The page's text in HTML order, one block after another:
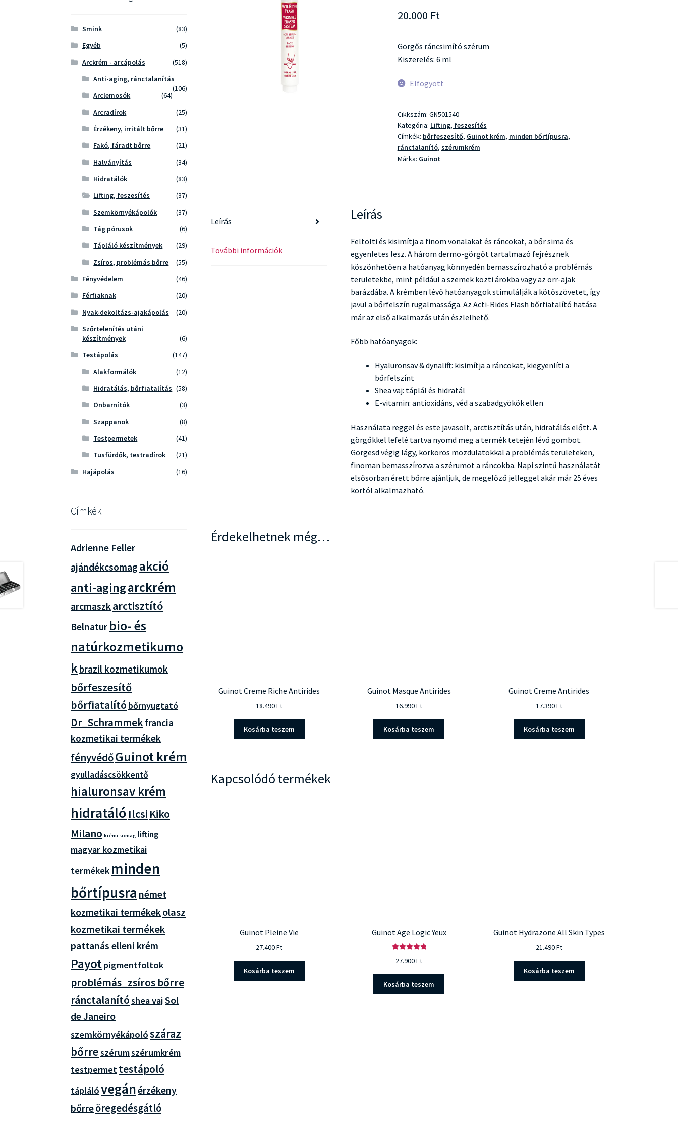
20.000 Ft
Görgős ráncsimító szérum
Kiszerelés: 6 ml
Elfogyott
Cikkszám: GN501540
Kategória: Lifting, feszesítés
Címkék: bőrfeszesítő, Guinot krém, minden bőrtípusra,
ránctalanító, szérumkrém
Márka: Guinot
Leírás
További információk
Leírás
Feltölti és kisimítja a finom vonalakat és ráncokat, a bőr sima és
egyenletes lesz. A három dermo-görgőt tartalmazó fejrésznek
köszönhetően a hatóanyag könnyedén bemasszírozható a problémás
területekbe, mint például a szemek közti árokba vagy az orr-ajak
barázdába. A krémben lévő hatóanyagok stimulálják a kötőszövetet, így
javul a bőrfelszín rugalmassága. Az Acti-Rides Flash bőrfiatalító hatása
már az első alkalmazás után észlelhető.
Főbb hatóanyagok:
Hyaluronsav & dynalift: kisimítja a ráncokat, kiegyenlíti a
bőrfelszínt
Shea vaj: táplál és hidratál
E-vitamin: antioxidáns, véd a szabadgyökök ellen
Használata reggel és este javasolt, arctisztítás után, hidratálás előtt. A
görgőkkel lefelé tartva nyomd meg a termék tetején lévő gombot.
Görgesd végig lágy, körkörös mozdulatokkal a problémás területeken,
finoman bemasszírozva a szérumot a ráncokba. Napi szintű használatát
elsősorban érett bőrre ajánljuk, de megelőző jelleggel akár már 25 éves
kortól alkalmazható.
Érdekelhetnek még…
Guinot Creme Riche Antirides
18.490Ft
Kosárba teszem
Guinot Masque Antirides
16.990Ft
Kosárba teszem
Guinot Creme Antirides
17.390Ft
Kosárba teszem
Kapcsolódó termékek
Guinot Pleine Vie
27.400Ft
Kosárba teszem
Guinot Age Logic Yeux
5.00/ 5
27.900Ft
Kosárba teszem
Guinot Hydrazone All Skin Types
21.490Ft
Kosárba teszem
Smink
(83)
Egyéb
(5)
Arckrém - arcápolás
(518)
Anti-aging, ránctalanítás
(106)
Arclemosók
(64)
Arcradírok
(25)
Érzékeny, irritált bőrre
(31)
Fakó, fáradt bőrre
(21)
Halványítás
(34)
Hidratálók
(83)
Lifting, feszesítés
(37)
Szemkörnyékápolók
(37)
Tág pórusok
(6)
Tápláló készítmények
(29)
Zsíros, problémás bőrre
(55)
Fényvédelem
(46)
Férfiaknak
(20)
Nyak-dekoltázs-ajakápolás
(20)
Szőrtelenítés utáni
készítmények
(6)
Testápolás
(147)
Alakformálók
(12)
Hidratálás, bőrfiatalítás (58)
Önbarnítók
(3)
Szappanok
(8)
Testpermetek
(41)
Tusfürdők, testradírok
(21)
Hajápolás
(16)
Címkék
Adrienne Feller
ajándékcsomag akció
anti-agingarckrém
arcmaszkarctisztító
Belnatur bio- és
natúrkozmetikumo
kbrazil kozmetikumok
bőrfeszesítő
bőrfiatalító bőrnyugtató
Dr_Schrammekfrancia
kozmetikai termékek
fényvédőGuinot krém
gyulladáscsökkentő
hialuronsav krém
hidratáló Ilcsi Kiko
Milano krémcsomag lifting
magyar kozmetikai
termékek minden
bőrtípusra német
kozmetikai termékekolasz
kozmetikai termékek
pattanás elleni krém
Payotpigmentfoltok
problémás_zsíros bőrre
ránctalanítóshea vajSol
de Janeiro
szemkörnyékápolószáraz
bőrreszérumszérumkrém
testpermettestápoló
táplálóvegánérzékeny
bőrreöregedésgátló